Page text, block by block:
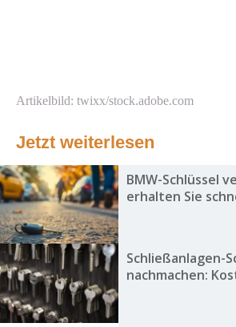
Artikelbild: twixx/stock.adobe.com
Jetzt weiterlesen
BMW-Schlüssel
erhalten Sie
Schließanlagen-
nachmachen: